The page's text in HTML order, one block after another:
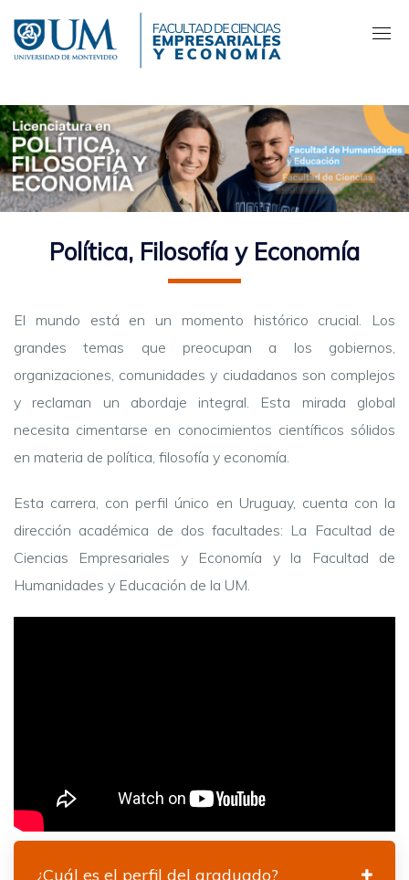
contenido
principal
Política, Filosofía y Economía
El mundo está en un momento histórico crucial. Los
grandes temas que preocupan a los gobiernos,
organizaciones, comunidades y ciudadanos son complejos
y reclaman un abordaje integral. Esta mirada global
necesita cimentarse en conocimientos científicos sólidos
en materia de política, filosofía y economía.
Esta carrera, con perfil único en Uruguay, cuenta con la
dirección académica de dos facultades: La Facultad de
Ciencias Empresariales y Economía y la Facultad de
Humanidades y Educación de la UM.
¿Cuál es el perfil del graduado?